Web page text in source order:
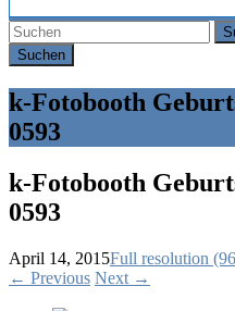
k-Fotobooth
0593
k-Fotobooth
0593
April 14, 2015Full resolution
← Previous Next →